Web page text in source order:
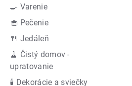
🍳 Varenie
🧁 Pečenie
🍴 Jedáleň
🧹 Čistý domov -
upratovanie
🕯 Dekorácie a sviečky